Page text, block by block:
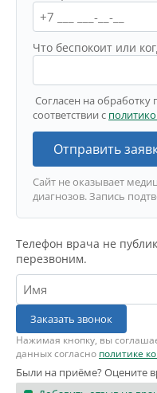
Что беспокоит или
Согласен на
соответствии с
Отправить
Сайт не оказывает
диагнозов. Запись
Телефон врача не
перезвоним.
Заказать звонок
Нажимая кнопку, вы
данных согласно политике
Были на приёме? Оцените